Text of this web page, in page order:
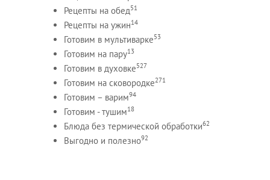
Рецепты на обед51
Рецепты на ужин14
Готовим в мультиварке53
Готовим на пару13
Готовим в духовке527
Готовим на сковородке271
Готовим – варим94
Готовим - тушим18
Блюда без термической обработки62
Выгодно и полезно92